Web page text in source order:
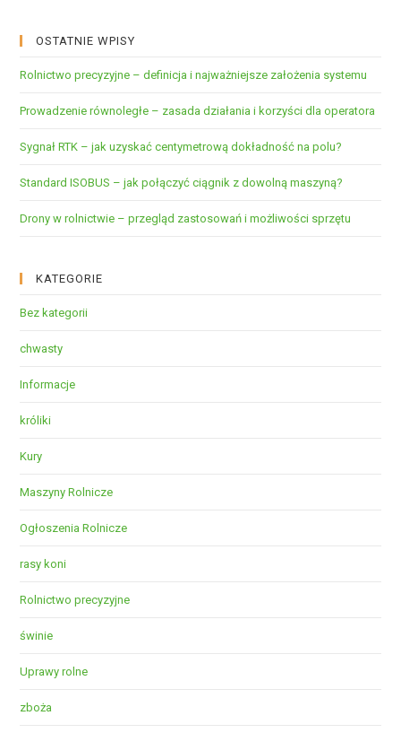
OSTATNIE WPISY
Rolnictwo precyzyjne – definicja i najważniejsze założenia systemu
Prowadzenie równoległe – zasada działania i korzyści dla operatora
Sygnał RTK – jak uzyskać centymetrową dokładność na polu?
Standard ISOBUS – jak połączyć ciągnik z dowolną maszyną?
Drony w rolnictwie – przegląd zastosowań i możliwości sprzętu
KATEGORIE
Bez kategorii
chwasty
Informacje
króliki
Kury
Maszyny Rolnicze
Ogłoszenia Rolnicze
rasy koni
Rolnictwo precyzyjne
świnie
Uprawy rolne
zboża